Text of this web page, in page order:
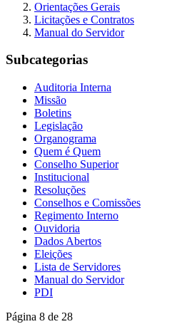
Orientações Gerais
Licitações e Contratos
Manual do Servidor
Subcategorias
Auditoria Interna
Missão
Boletins
Legislação
Organograma
Quem é Quem
Conselho Superior
Institucional
Resoluções
Conselhos e Comissões
Regimento Interno
Ouvidoria
Dados Abertos
Eleições
Lista de Servidores
Manual do Servidor
PDI
Página 8 de 28